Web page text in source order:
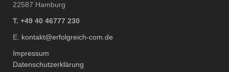
22587 Hamburg
T. +49 40 46777 230
E. kontakt@erfolgreich-com.de
Impressum
Datenschutzerklärung